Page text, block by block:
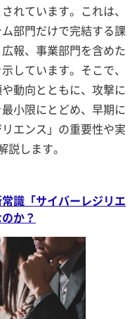
されています。これは、
部門だけで完結する課
報、事業部門を含めた
しています。そこで、
動向とともに、攻撃に
小限にとどめ、早期に
エンス」の重要性や実
します。
識「サイバーレジリエ
か？